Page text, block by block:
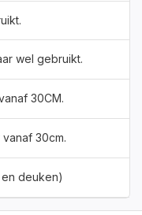
wel gebruikt.
30CM.
30cm.
deuken)